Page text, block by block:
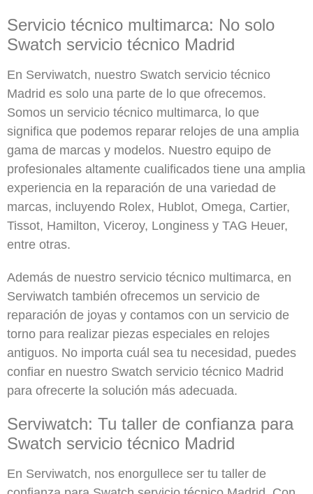
Servicio técnico multimarca: No solo
Swatch servicio técnico Madrid
En Serviwatch, nuestro Swatch servicio técnico
Madrid es solo una parte de lo que ofrecemos.
Somos un servicio técnico multimarca, lo que
significa que podemos reparar relojes de una amplia
gama de marcas y modelos. Nuestro equipo de
profesionales altamente cualificados tiene una amplia
experiencia en la reparación de una variedad de
marcas, incluyendo Rolex, Hublot, Omega, Cartier,
Tissot, Hamilton, Viceroy, Longiness y TAG Heuer,
entre otras.
Además de nuestro servicio técnico multimarca, en
Serviwatch también ofrecemos un servicio de
reparación de joyas y contamos con un servicio de
torno para realizar piezas especiales en relojes
antiguos. No importa cuál sea tu necesidad, puedes
confiar en nuestro Swatch servicio técnico Madrid
para ofrecerte la solución más adecuada.
Serviwatch: Tu taller de confianza para
Swatch servicio técnico Madrid
En Serviwatch, nos enorgullece ser tu taller de